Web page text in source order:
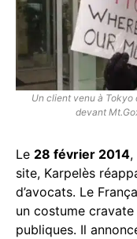
Un client venu à Tokyo
devant
Le 28 février 2014,
site, Karpelès
d’avocats. Le
un costume
publiques. Il